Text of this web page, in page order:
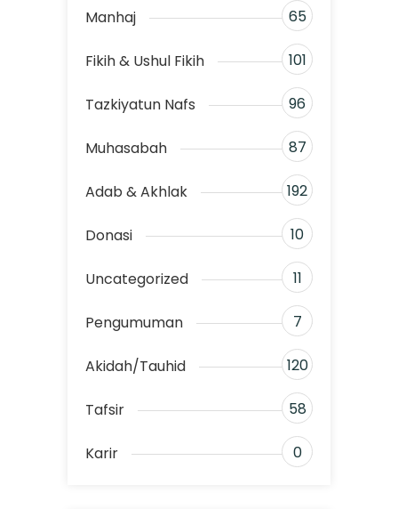
Manhaj 65
Fikih & Ushul Fikih 101
Tazkiyatun Nafs 96
Muhasabah 87
Adab & Akhlak 192
Donasi 10
Uncategorized 11
Pengumuman 7
Akidah/Tauhid 120
Tafsir 58
Karir 0